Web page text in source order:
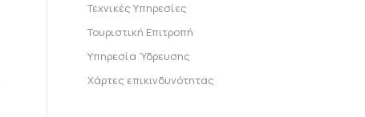
Τεχνικές Υπηρεσίες
Τουριστική Επιτροπή
Υπηρεσία Ύδρευσης
Χάρτες επικινδυνότητας